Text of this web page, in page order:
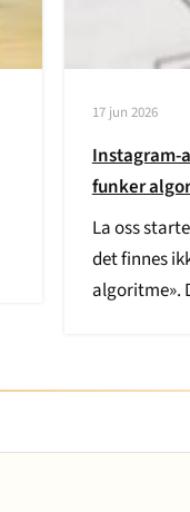
17 jun 2026
Instagram-
funker
La oss
det finnes
algoritme».